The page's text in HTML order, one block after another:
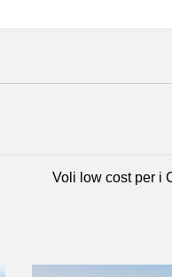
Voli low cost per i